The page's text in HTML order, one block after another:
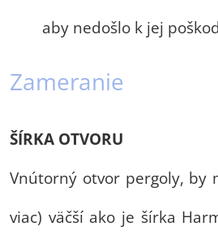
aby nedošlo k jej
Zameranie
ŠÍRKA OTVORU
Vnútorný otvor pergoly, by
viac) väčší ako je šírka